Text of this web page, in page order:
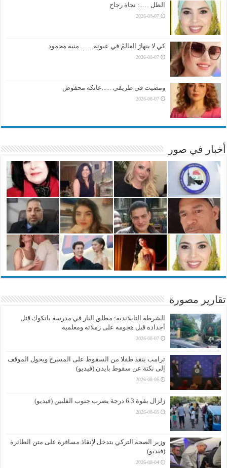
الظل …..: نجاة رجاح
2026-08-07
كي لا ينهارَ العالمُ في عيونِه…… منية محمود
2026-08-07
ومضيت في طريقي …..عاتكه محفوض
2026-08-07
أخبار في صور
تقارير مصورة
الشرطة التايلاندية: مطلق النار في مدرسة بانكوك قتل
أجداده قبل هجومه على زملائه ومعلميه
2026-08-07
ترامب ينقذ طفلا من السقوط على المسرح ويحول الموقف
إلى نكتة عن سقوط بايدن (فيديو)
2026-08-06
زلزال بقوة 6.3 درجة يضرب جنوب الفلبين (فيديو)
2026-08-05
وزير الصحة التركي يتدخل لإنقاذ مسافرة على متن الطائرة
(فيديو)
2026-08-04